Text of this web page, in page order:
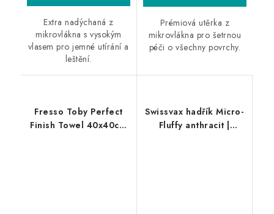
Extra nadýchaná z
mikrovlákna s vysokým
vlasem pro jemné utírání a
leštění.
Prémiová utěrka z
mikrovlákna pro šetrnou
péči o všechny povrchy.
Fresso Toby Perfect
Finish Towel 40x40cm
Swissvax hadřík Micro-
Fluffy anthracit |